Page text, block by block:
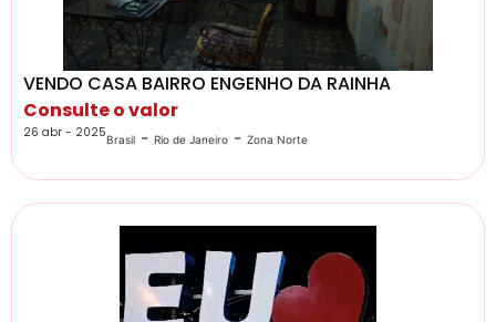
VENDO CASA BAIRRO ENGENHO DA RAINHA
Consulte o valor
26 abr - 2025Brasil - Rio de Janeiro - Zona Norte